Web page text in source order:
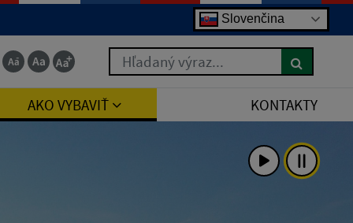
Slovenčina
Hľadaný výraz...
AKO VYBAVIŤ KONTAKTY